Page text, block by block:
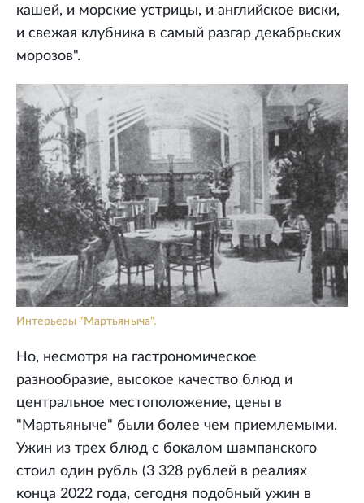
кашей, и морские устрицы, и английское виски,
и свежая клубника в самый разгар декабрьских
морозов".
Интерьеры "Мартьяныча".
Но, несмотря на гастрономическое
разнообразие, высокое качество блюд и
центральное местоположение, цены в
"Мартьяныче" были более чем приемлемыми.
Ужин из трех блюд с бокалом шампанского
стоил один рубль (3 328 рублей в реалиях
конца 2022 года, сегодня подобный ужин в